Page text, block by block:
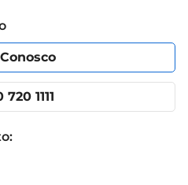
1111